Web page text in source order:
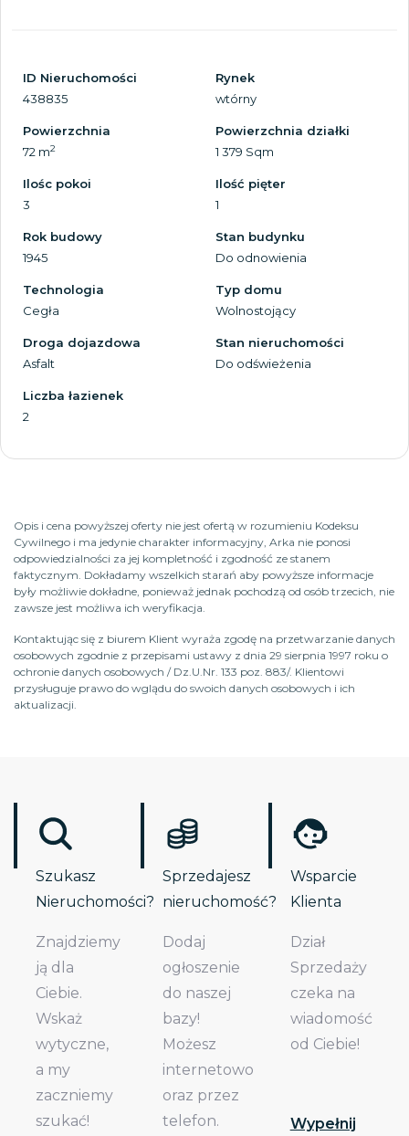
ID Nieruchomości
438835
Rynek
wtórny
Powierzchnia
72 m2
Powierzchnia działki
1 379 Sqm
Ilośc pokoi
3
Ilość pięter
1
Rok budowy
1945
Stan budynku
Do odnowienia
Technologia
Cegła
Typ domu
Wolnostojący
Droga dojazdowa
Asfalt
Stan nieruchomości
Do odświeżenia
Liczba łazienek
2
Opis i cena powyższej oferty nie jest ofertą w rozumieniu Kodeksu
Cywilnego i ma jedynie charakter informacyjny, Arka nie ponosi
odpowiedzialności za jej kompletność i zgodność ze stanem
faktycznym. Dokładamy wszelkich starań aby powyższe informacje
były możliwie dokładne, ponieważ jednak pochodzą od osób trzecich, nie
zawsze jest możliwa ich weryfikacja.
Kontaktując się z biurem Klient wyraża zgodę na przetwarzanie danych
osobowych zgodnie z przepisami ustawy z dnia 29 sierpnia 1997 roku o
ochronie danych osobowych / Dz.U.Nr. 133 poz. 883/. Klientowi
przysługuje prawo do wglądu do swoich danych osobowych i ich
aktualizacji.
Szukasz
Nieruchomości?
Znajdziemy
ją dla
Ciebie.
Wskaż
wytyczne,
a my
zaczniemy
szukać!
Sprzedajesz
nieruchomość?
Dodaj
ogłoszenie
do naszej
bazy!
Możesz
internetowo
oraz przez
telefon.
Wsparcie
Klienta
Dział
Sprzedaży
czeka na
wiadomość
od Ciebie!
Wypełnij